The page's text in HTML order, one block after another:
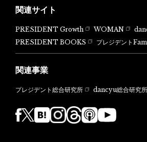
関連サイト
PRESIDENT Growth WOMAN
PRESIDENT BOOKS
プレジデント
関連事業
プレジデント総合研究所 dancyu総合研究所